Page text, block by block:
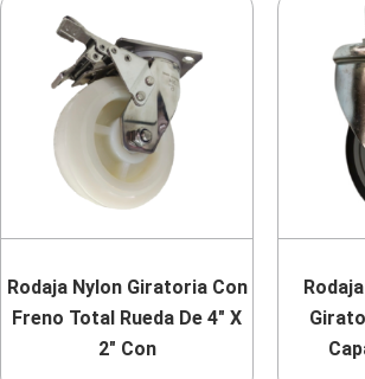
Rodaja Nylon Giratoria Con
Freno Total Rueda De 4″ X
2″ Con